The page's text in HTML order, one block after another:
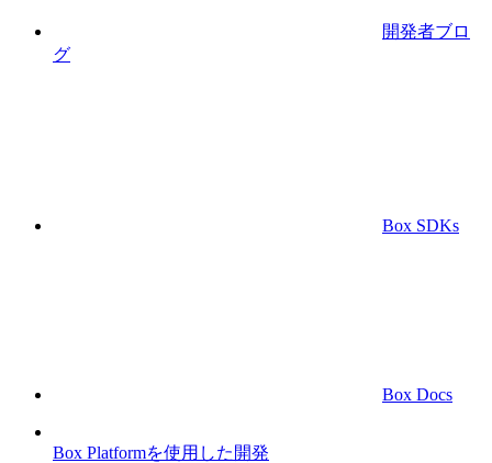
開発者ブロ
グ
Box SDKs
Box Docs
Box Platformを使用した開発